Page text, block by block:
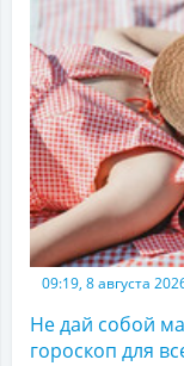
09:19, 8 августа
Не дай собой
гороскоп для